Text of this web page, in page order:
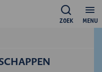
MENU
ZOEK